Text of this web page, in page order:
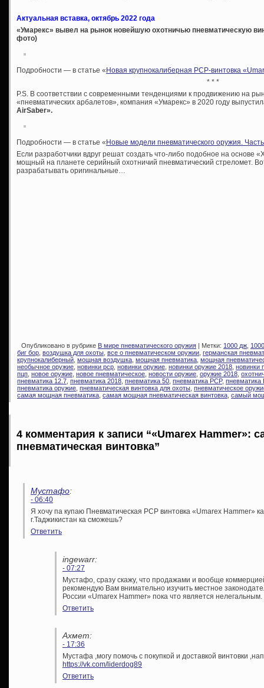
Актуальная вставка, октябрь 2022 года
«Умарекс» вывел на рынок новейшую охотничью пневматическую
фото)
Подробности — в статье « Новая крупнокалиберная PCP-винтовка
* * *
P.S. В соответствии с современными тенденциями к продвижению на
«пневматических арбалетов», компания «Умарекс» в 2020 году
AirSaber».
Подробности — в статье « Новые модели пневматического оружия.
Если разработчики вдруг решат создать что-либо подобное на
мощный на планете серийный охотничий пневматический стреломет.
разрабатывать оригинальные…
Опубликовано в рубрике В мире пневматического оружия | Метки: 1000 дж
биг бор воздушка для охоты все о пневматическом оружии германская
крупнокалиберный мощная воздушка мощная пневматика мощная
необычное оружие новинки pcp новинки оружие новинки оружие 2018 новинки
пцп новое оружие новое пневматическое новости оружие оружие 2018
пневматика 12.7 пневматика 2018 пневматика 50 пневматика PCP, пневматика
пневматика оружие пневматическая винтовка для охоты пневматическое
самая мощная пневматика самая мощная пневматическая винтовка самый
4 комментария к записи “«Umarex Hammer»:
пневматическая винтовка”
Мустафо:
- 06:40
Я хочу па купаю Пневматическая PCP винтовка «Umarex Hammer»
г.Таджикистан ка сможешь?
Ответить
ingewarr:
- 07:27
Мустафо, сразу скажу, что продажами и вообще
рекомендую Вам внимательно изучить местное
России «Umarex Hammer» пока что является
Ответить
Ахмет:
- 17:36
Мустафа ,могу помочь с покупкой и доставкой винтовки
https://vk.com/liderdog89
Ответить